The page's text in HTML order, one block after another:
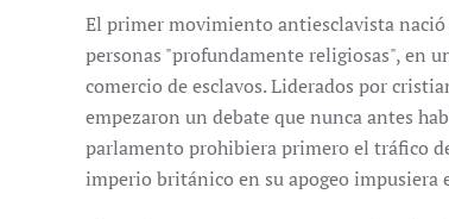
El primer movimiento antiesclavista
personas "profundamente religiosas", en
comercio de esclavos. Liderados por
empezaron un debate que nunca antes
parlamento prohibiera primero el tráfico
imperio británico en su apogeo impusiera